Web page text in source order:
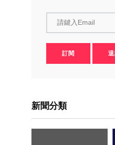
請鍵入Email
訂閱
新聞分類